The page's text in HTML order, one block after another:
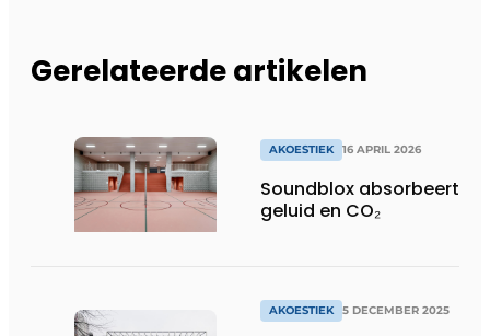
Gerelateerde artikelen
AKOESTIEK 16 APRIL 2026
Soundblox absorbeert
geluid en CO₂
AKOESTIEK 5 DECEMBER 2025